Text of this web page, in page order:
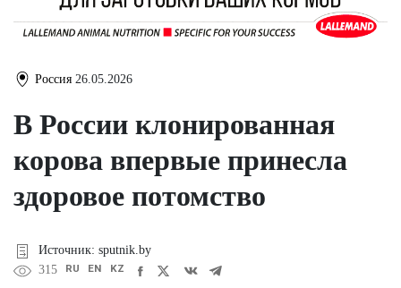
Россия 26.05.2026
В России клонированная
корова впервые принесла
здоровое потомство
Источник: sputnik.by
315
RU EN KZ